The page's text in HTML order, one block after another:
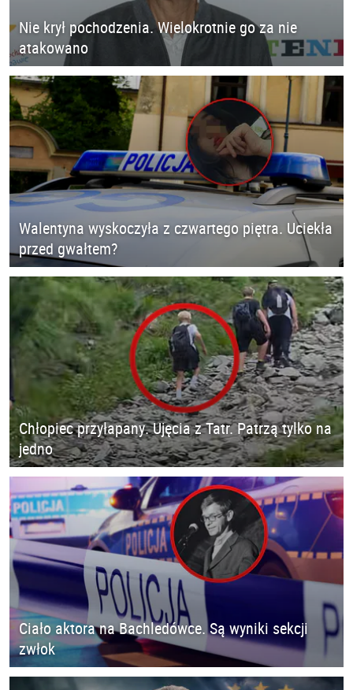
Nie krył pochodzenia. Wielokrotnie go za nie
atakowano
Walentyna wyskoczyła z czwartego piętra. Uciekła
przed gwałtem?
Chłopiec przyłapany. Ujęcia z Tatr. Patrzą tylko na
jedno
Ciało aktora na Bachledówce. Są wyniki sekcji
zwłok